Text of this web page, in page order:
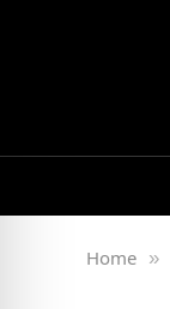
Home »